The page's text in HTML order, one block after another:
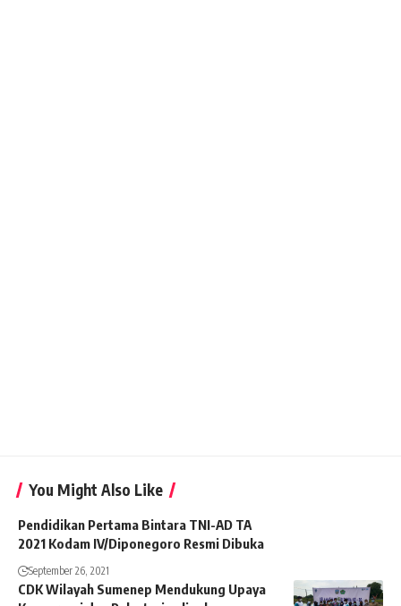
You Might Also Like
Pendidikan Pertama Bintara TNI-AD TA
2021 Kodam IV/Diponegoro Resmi Dibuka
September 26, 2021
CDK Wilayah Sumenep Mendukung Upaya